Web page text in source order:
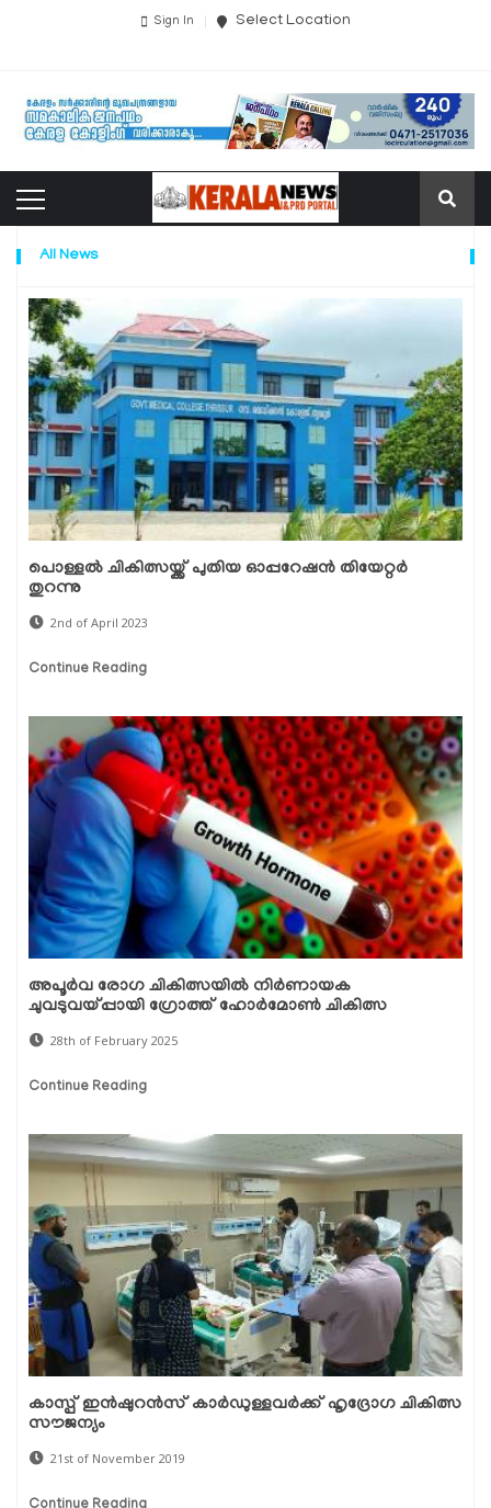
Sign In Select Location
All News
പൊള്ളൽ ചികിത്സയ്ക്ക് പുതിയ ഓപ്പറേഷൻ തിയേറ്റർ
തുറന്നു
2nd of April 2023
Continue Reading
അപൂർവ രോഗ ചികിത്സയിൽ നിർണായക
ചുവടുവയ്പ്പായി ഗ്രോത്ത് ഹോർമോൺ ചികിത്സ
28th of February 2025
Continue Reading
കാസ്പ് ഇന്‍ഷുറന്‍സ് കാര്‍ഡുള്ളവര്‍ക്ക് ഹൃദ്രോഗ ചികിത്സ
സൗജന്യം
21st of November 2019